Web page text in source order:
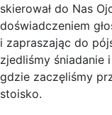
skierował do Nas
doświadczeniem
i zapraszając do
zjedliśmy śniadanie
gdzie zaczęliśmy
stoisko.